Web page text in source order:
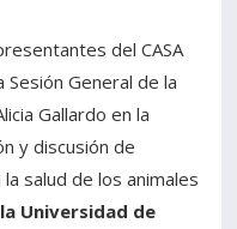
del CASA
General de la
Gallardo en la
y discusión de
salud de los animales
Universidad de